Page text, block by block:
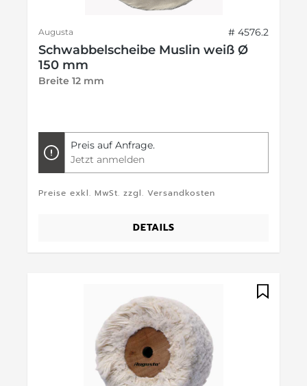
Augusta # 4576.2
Schwabbelscheibe Muslin weiß Ø
150 mm
Breite 12 mm
Preis auf Anfrage.
Jetzt anmelden
Preise exkl. MwSt. zzgl. Versandkosten
DETAILS